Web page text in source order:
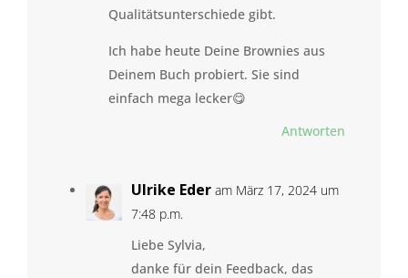
Qualitätsunterschiede gibt.
Ich habe heute Deine Brownies aus
Deinem Buch probiert. Sie sind
einfach mega lecker😋
Antworten
Ulrike Eder am März 17, 2024 um
7:48 p.m.
Liebe Sylvia,
danke für dein Feedback, das